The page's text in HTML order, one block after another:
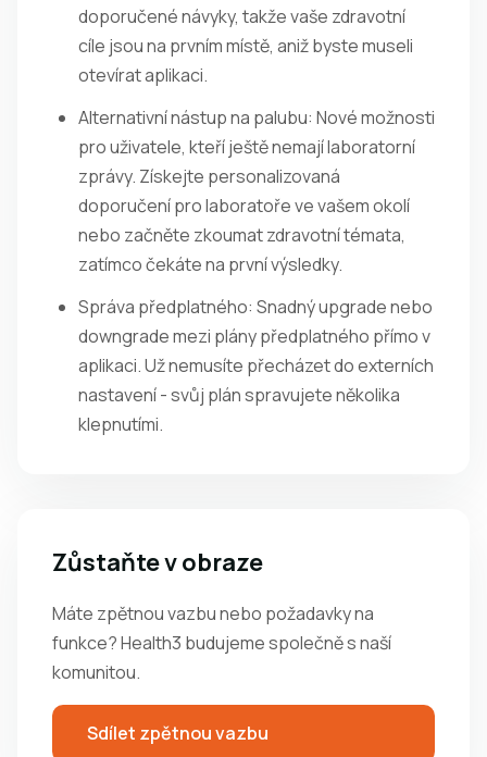
doporučené návyky, takže vaše zdravotní
cíle jsou na prvním místě, aniž byste museli
otevírat aplikaci.
Alternativní nástup na palubu: Nové možnosti
pro uživatele, kteří ještě nemají laboratorní
zprávy. Získejte personalizovaná
doporučení pro laboratoře ve vašem okolí
nebo začněte zkoumat zdravotní témata,
zatímco čekáte na první výsledky.
Správa předplatného: Snadný upgrade nebo
downgrade mezi plány předplatného přímo v
aplikaci. Už nemusíte přecházet do externích
nastavení - svůj plán spravujete několika
klepnutími.
Zůstaňte v obraze
Máte zpětnou vazbu nebo požadavky na
funkce? Health3 budujeme společně s naší
komunitou.
Sdílet zpětnou vazbu